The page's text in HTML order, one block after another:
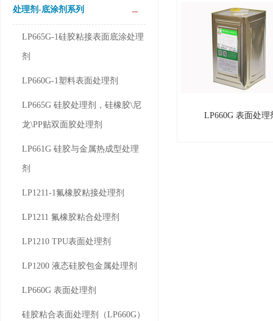
处理剂-底涂剂系列
LP665G-1硅胶粘接表面底涂处理
剂
LP660G-1塑料表面处理剂
LP665G 硅胶处理剂，硅橡胶\尼
龙\PP贴双面胶处理剂
LP661G 硅胶与金属热成型处理
剂
LP1211-1氟橡胶粘接处理剂
LP1211 氟橡胶粘合处理剂
LP1210 TPU表面处理剂
LP1200 液态硅胶包金属处理剂
LP660G 表面处理剂
硅胶粘合表面处理剂（LP660G）
LP660G
LP660G 表面处理